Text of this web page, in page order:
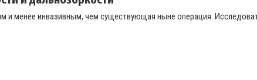
и менее инвазивным, чем существующая ныне операция.